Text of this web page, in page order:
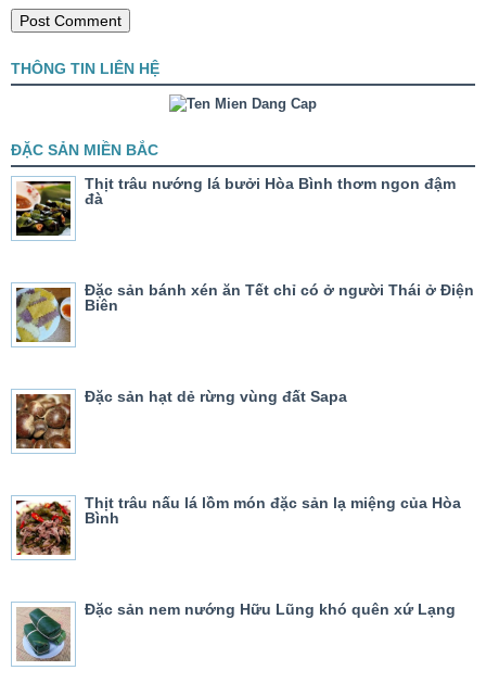
THÔNG TIN LIÊN HỆ
ĐẶC SẢN MIỀN BẮC
Thịt trâu nướng lá bưởi Hòa Bình thơm ngon đậm
đà
Đặc sản bánh xén ăn Tết chỉ có ở người Thái ở Điện
Biên
Đặc sản hạt dẻ rừng vùng đất Sapa
Thịt trâu nấu lá lồm món đặc sản lạ miệng của Hòa
Bình
Đặc sản nem nướng Hữu Lũng khó quên xứ Lạng